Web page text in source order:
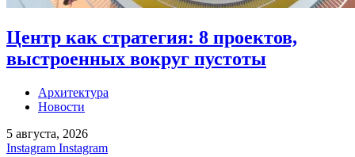
Центр как стратегия: 8 проектов,
выстроенных вокруг пустоты
Архитектура
Новости
5 августа, 2026
Instagram Instagram